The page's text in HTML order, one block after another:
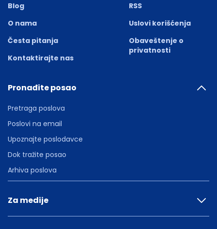
Blog
O nama
Česta pitanja
Kontaktirajte nas
RSS
Uslovi korišćenja
Obaveštenje o
privatnosti
Pronađite posao
Pretraga poslova
Poslovi na email
Upoznajte poslodavce
Dok tražite posao
Arhiva poslova
Za medije